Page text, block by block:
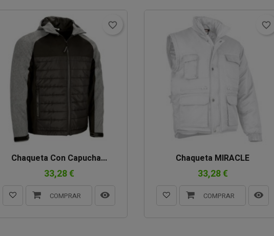
Chaqueta Con Capucha...
33,28 €
COMPRAR
favorite_border
Chaqueta MIRACLE
33,28 €
COMPRAR
favorite_border